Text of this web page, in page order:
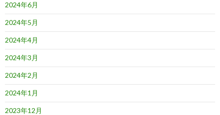
2024年6月
2024年5月
2024年4月
2024年3月
2024年2月
2024年1月
2023年12月